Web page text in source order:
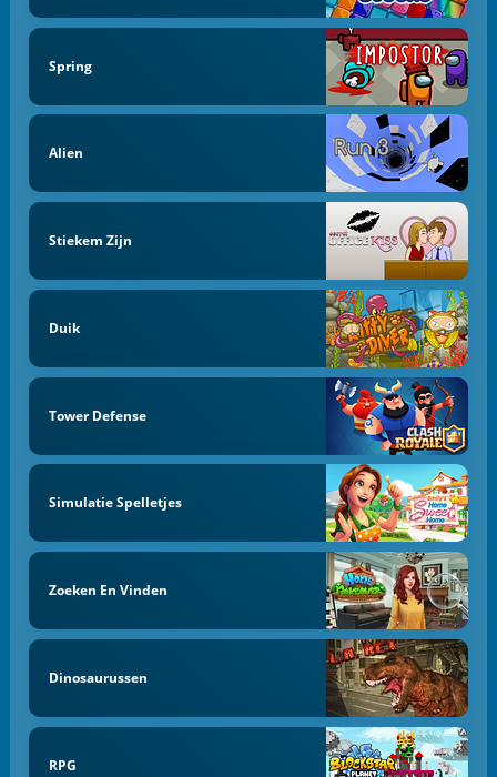
Spring
Alien
Stiekem Zijn
Duik
Tower Defense
Simulatie Spelletjes
Zoeken En Vinden
Dinosaurussen
RPG